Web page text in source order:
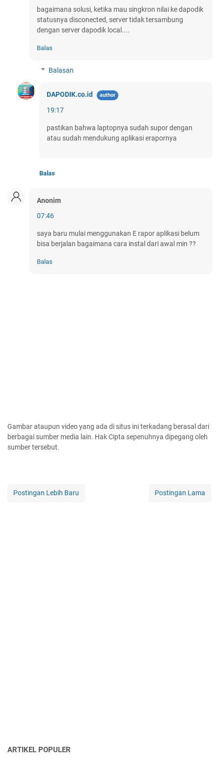
bagaimana solusi, ketika mau singkron nilai ke dapodik
statusnya disconected, server tidak tersambung
dengan server dapodik local....
Balas
Balasan
DAPODIK.co.id
19:17
pastikan bahwa laptopnya sudah supor dengan
atau sudah mendukung aplikasi erapornya
Balas
Anonim
07:46
saya baru mulai menggunakan E rapor aplikasi belum
bisa berjalan bagaimana cara instal dari awal min ??
Balas
Gambar ataupun video yang ada di situs ini terkadang berasal dari
berbagai sumber media lain. Hak Cipta sepenuhnya dipegang oleh
sumber tersebut.
Postingan Lebih Baru Postingan Lama
ARTIKEL POPULER